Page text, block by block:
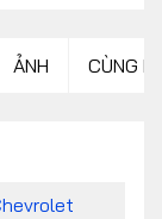
ẢNH CÙNG